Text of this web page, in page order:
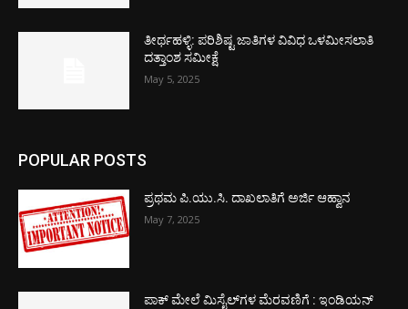
ತೀರ್ಥಹಳ್ಳಿ: ಪರಿಶಿಷ್ಟ ಜಾತಿಗಳ ವಿವಿಧ ಒಳಮೀಸಲಾತಿ
ದತ್ತಾಂಶ ಸಮೀಕ್ಷೆ
May 5, 2025
POPULAR POSTS
ಪ್ರಥಮ ಪಿ.ಯು.ಸಿ. ದಾಖಲಾತಿಗೆ ಅರ್ಜಿ ಆಹ್ವಾನ
May 7, 2025
ಪಾಕ್​ ಮೇಲೆ ಮಿಸೈಲ್​ಗಳ ಮೆರವಣಿಗೆ : ಇಂಡಿಯನ್